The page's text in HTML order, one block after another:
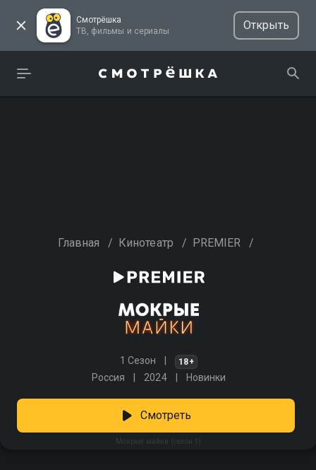
Смотрёшка
ТВ, фильмы и сериалы
Открыть
Главная / Кинотеатр / PREMIER /
1 Сезон 18+
Россия 2024 Новинки
Мокрые майки (сезон 1)
Смотреть